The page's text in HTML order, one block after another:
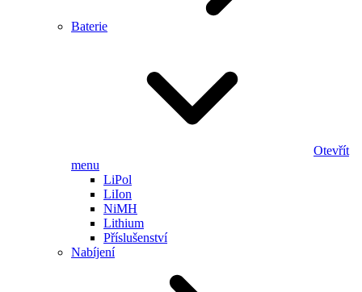
Baterie
Otevřít
menu
LiPol
LiIon
NiMH
Lithium
Příslušenství
Nabíjení